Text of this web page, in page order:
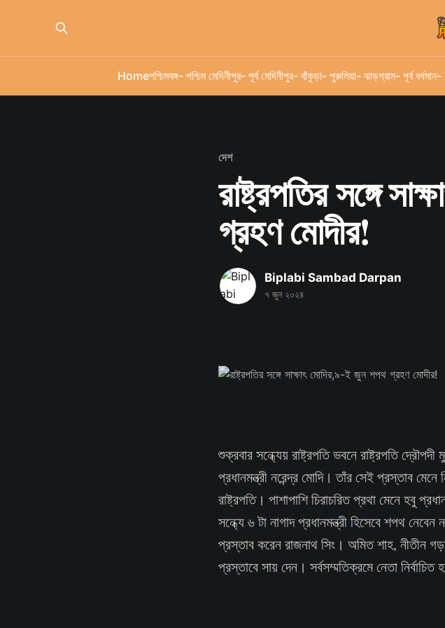
Homeপশ্চিমবঙ্গ- পশ্চিম মেদিনীপুর- পূর্ব মেদিনীপুর- বাঁকুড়া- পুরুলিয়া- ঝাড়গ্রাম- পূর্ব বর্ধমান-
দেশ
রাষ্ট্রপতির সঙ্গে
গ্রহণ মোদীর!
Biplabi Sambad Darpan
৭ জুন ২০২৪
শুক্রবার সন্ধ্যেয় রাষ্ট্রপতি ভবনে রাষ্ট্রপতি দ্রৌপদী
প্রধানমন্ত্রী নরেন্দ্র মোদি। তাঁর সেই প্রস্তাব
রাষ্ট্রপতি। পাশাপাশি চিরাচরিত প্রথা মেনে হবু
সন্ধ্যে ৬ টা নাগাদ প্রধানমন্ত্রী হিসেবে শপথ
প্রস্তাব করেন রাজনাথ সিং। অমিত শাহ, নীতীন
প্রস্তাবে সায় দেন। সর্বসম্মতিক্রমে নেতা নির্বাচিত